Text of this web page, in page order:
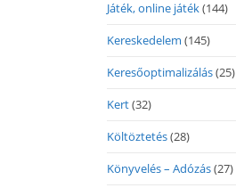
Játék, online játék(144)
Kereskedelem (145)
Keresőoptimalizálás(25)
Kert(32)
Költöztetés(28)
Könyvelés – Adózás(27)